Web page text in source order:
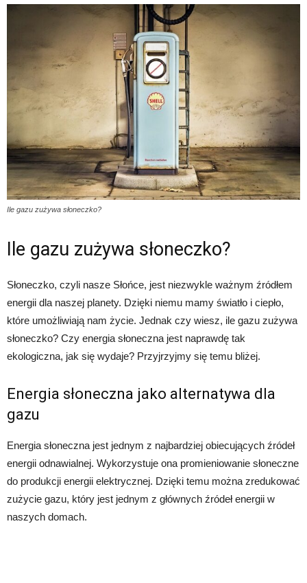
Ile gazu zużywa słoneczko?
Ile gazu zużywa słoneczko?
Słoneczko, czyli nasze Słońce, jest niezwykle ważnym źródłem
energii dla naszej planety. Dzięki niemu mamy światło i ciepło,
które umożliwiają nam życie. Jednak czy wiesz, ile gazu zużywa
słoneczko? Czy energia słoneczna jest naprawdę tak
ekologiczna, jak się wydaje? Przyjrzyjmy się temu bliżej.
Energia słoneczna jako alternatywa dla
gazu
Energia słoneczna jest jednym z najbardziej obiecujących źródeł
energii odnawialnej. Wykorzystuje ona promieniowanie słoneczne
do produkcji energii elektrycznej. Dzięki temu można zredukować
zużycie gazu, który jest jednym z głównych źródeł energii w
naszych domach.